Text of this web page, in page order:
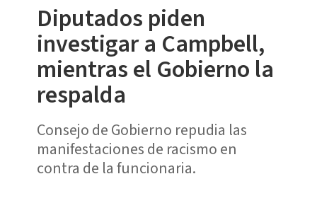
Diputados piden
investigar a Campbell,
mientras el Gobierno la
respalda
Consejo de Gobierno repudia las
manifestaciones de racismo en
contra de la funcionaria.